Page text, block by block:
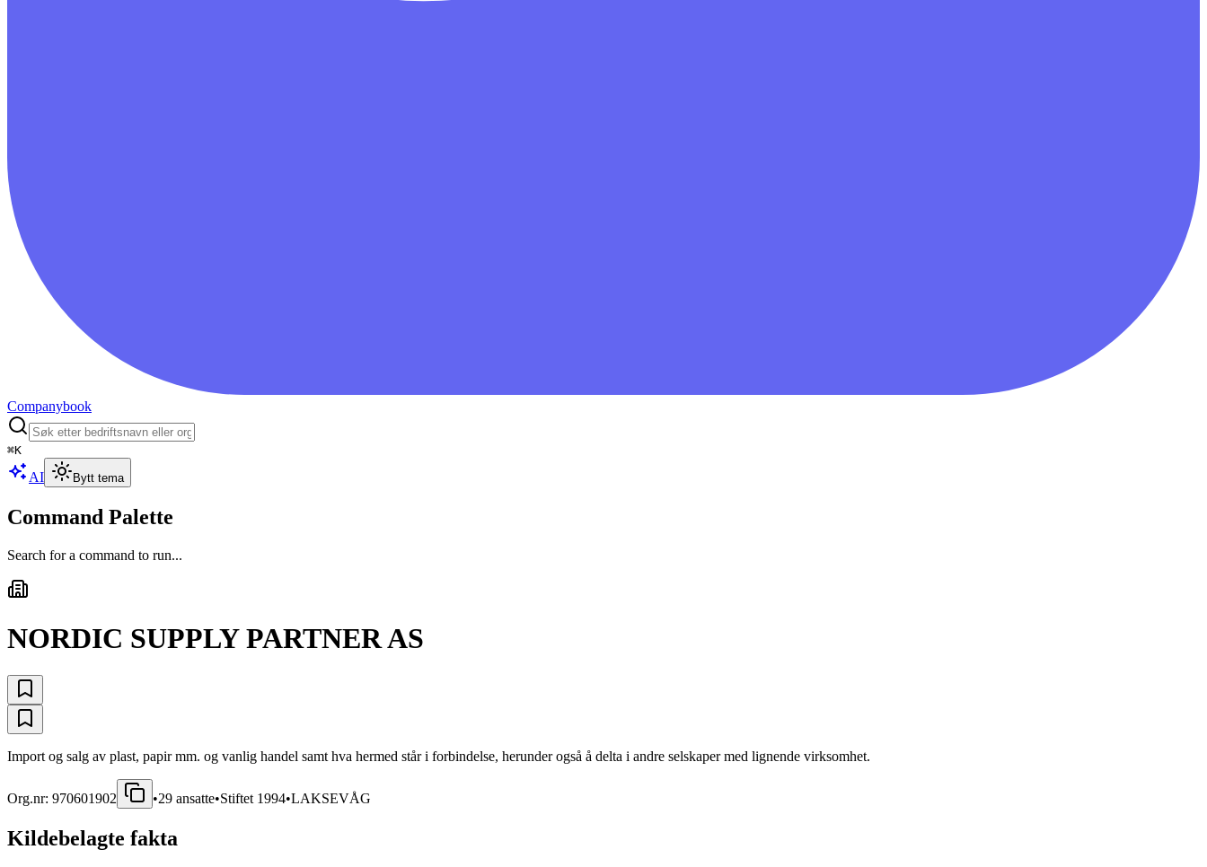
Companybook
⌘K
AI Bytt tema
Command Palette
Search for a command to run...
NORDIC SUPPLY PARTNER AS
Import og salg av plast, papir mm. og vanlig handel samt hva hermed står i forbindelse, herunder også å delta i andre selskaper med lignende virksomhet.
Org.nr: 970601902 •29 ansatte•Stiftet 1994•LAKSEVÅG
Kildebelagte fakta